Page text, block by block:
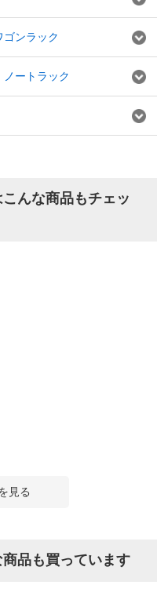
ンラック
ートラック
んな商品もチェッ
見る
品も買っています